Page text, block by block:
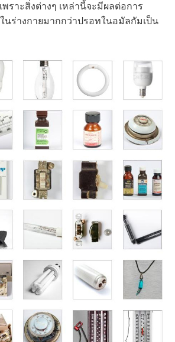
พราะสิ่งต่างๆ เหล่านี้จะมีผลต่อการ
นร่างกายมากกว่าปรอทในอมัลกัมเป็น